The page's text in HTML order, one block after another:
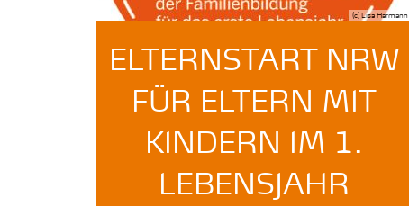
(c) Lisa Harmann
ELTERNSTART NRW
FÜR ELTERN MIT
KINDERN IM 1.
LEBENSJAHR